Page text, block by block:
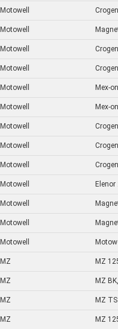
Motowell
Motowell
Motowell
Motowell
Motowell Mex-
Motowell Mex-
Motowell
Motowell
Motowell
Motowell
Motowell
Motowell
Motowell
MZ MZ
MZ MZ
MZ MZ
MZ MZ